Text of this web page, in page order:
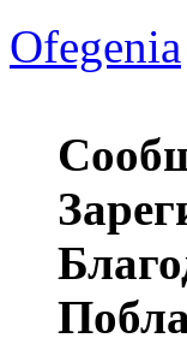
Ofegenia